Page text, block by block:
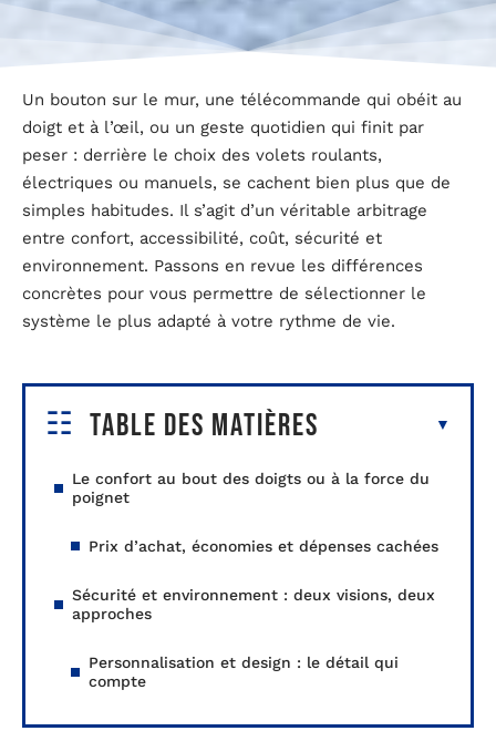
Un bouton sur le mur, une télécommande qui obéit au
doigt et à l’œil, ou un geste quotidien qui finit par
peser : derrière le choix des volets roulants,
électriques ou manuels, se cachent bien plus que de
simples habitudes. Il s’agit d’un véritable arbitrage
entre confort, accessibilité, coût, sécurité et
environnement. Passons en revue les différences
concrètes pour vous permettre de sélectionner le
système le plus adapté à votre rythme de vie.
Table des matières
Le confort au bout des doigts ou à la force du
poignet
Prix d’achat, économies et dépenses cachées
Sécurité et environnement : deux visions, deux
approches
Personnalisation et design : le détail qui
compte